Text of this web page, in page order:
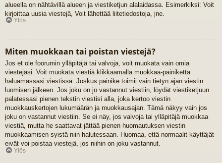
alueella on nähtävillä alueen ja viestiketjun alalaidassa. Esimerkiksi: Voit
kirjoittaa uusia viestejä, Voit lähettää liitetiedostoja, jne.
Ylös
Miten muokkaan tai poistan viestejä?
Jos et ole foorumin ylläpitäjä tai valvoja, voit muokata vain omia
viestejäsi. Voit muokata viestiä klikkaamalla muokkaa-painiketta
haluamassasi viestissä. Joskus painike toimii vain tietyn ajan viestin
luomisen jälkeen. Jos joku on jo vastannut viestiin, löydät viestiketjuun
palatessasi pienen tekstin viestisi alla, joka kertoo viestin
muokkauskertojen lukumäärän ja muokkausajan. Tämä näkyy vain jos
joku on vastannut viestiin. Se ei näy, jos valvoja tai ylläpitäjä muokkaa
viestiä, mutta he saattavat jättää pienen huomautuksen viestin
muokkaamisen syistä niin halutessaan. Huomaa, että normaalit käyttäjät
eivät voi poistaa viestejä, jos niihin on joku vastannut.
Ylös